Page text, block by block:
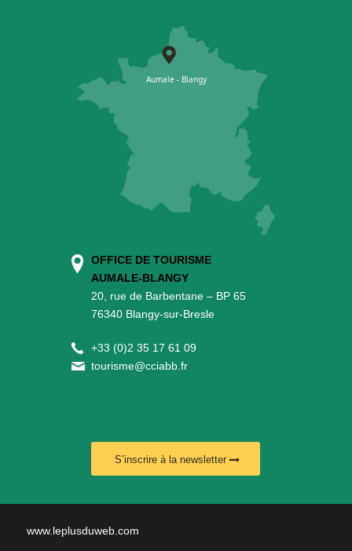
OFFICE DE TOURISME
AUMALE-BLANGY
20, rue de Barbentane – BP 65
76340 Blangy-sur-Bresle
+33 (0)2 35 17 61 09
tourisme@cciabb.fr
S’inscrire à la newsletter
www.leplusduweb.com